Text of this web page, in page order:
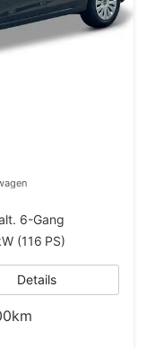
6-Gang
(116 PS)
Details